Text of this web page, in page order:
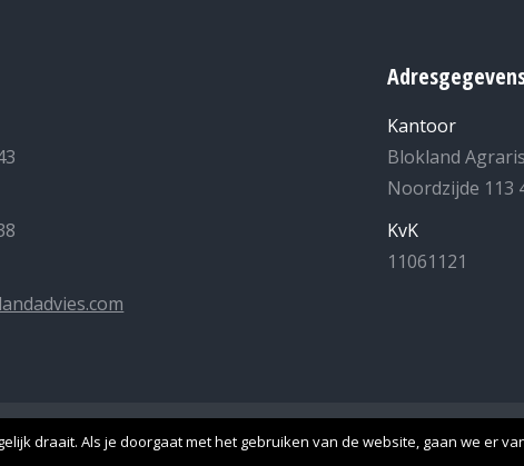
Kantoor
Blokland
Noordzijde 113
KvK
11061121
- Algemene Voorwaarden Privacyverklaring
draait. Als je doorgaat met het gebruiken van de website, gaan we er